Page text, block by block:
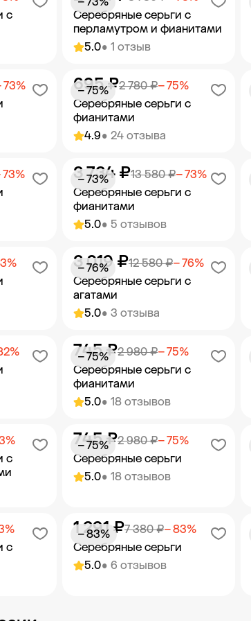
с
5.0• 1 отзыв
Серебряные серьги с
перламутром и фианитами
Добавить в корзину
73%
4.9• 24 отзыва
Серебряные серьги с
фианитами
2 780 ₽− 75%
695 ₽
− 75%
Добавить в корзину
73%
5.0• 5 отзывов
Серебряные серьги с
фианитами
13 580 ₽− 73%
3 734 ₽
− 73%
Добавить в корзину
5.0• 3 отзыва
Серебряные серьги с
агатами
12 580 ₽− 76%
3 019 ₽
− 76%
Добавить в корзину
5.0• 18 отзывов
Серебряные серьги с
фианитами
2 980 ₽− 75%
745 ₽
− 75%
Добавить в корзину
с
5.0• 18 отзывов
Серебряные серьги
2 980 ₽− 75%
745 ₽
− 75%
Добавить в корзину
с
5.0• 6 отзывов
Серебряные серьги
7 380 ₽− 83%
1 291 ₽
− 83%